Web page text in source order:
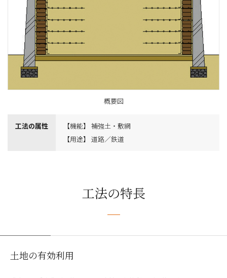
概要図
工法の属性
【機能】 補強土・敷網
【用途】 道路／鉄道
工法の特長
土地の有効利用